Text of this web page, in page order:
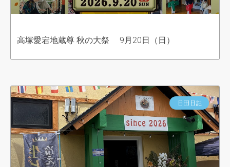
高塚愛宕地蔵尊 秋の大祭 9月20日（日）
日田日記